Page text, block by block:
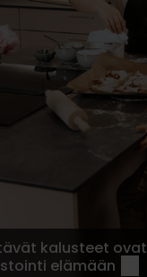
kalusteet ovat
elämään